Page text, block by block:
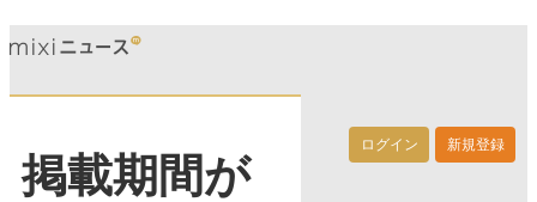
ログイン 新規登録
掲載期間が